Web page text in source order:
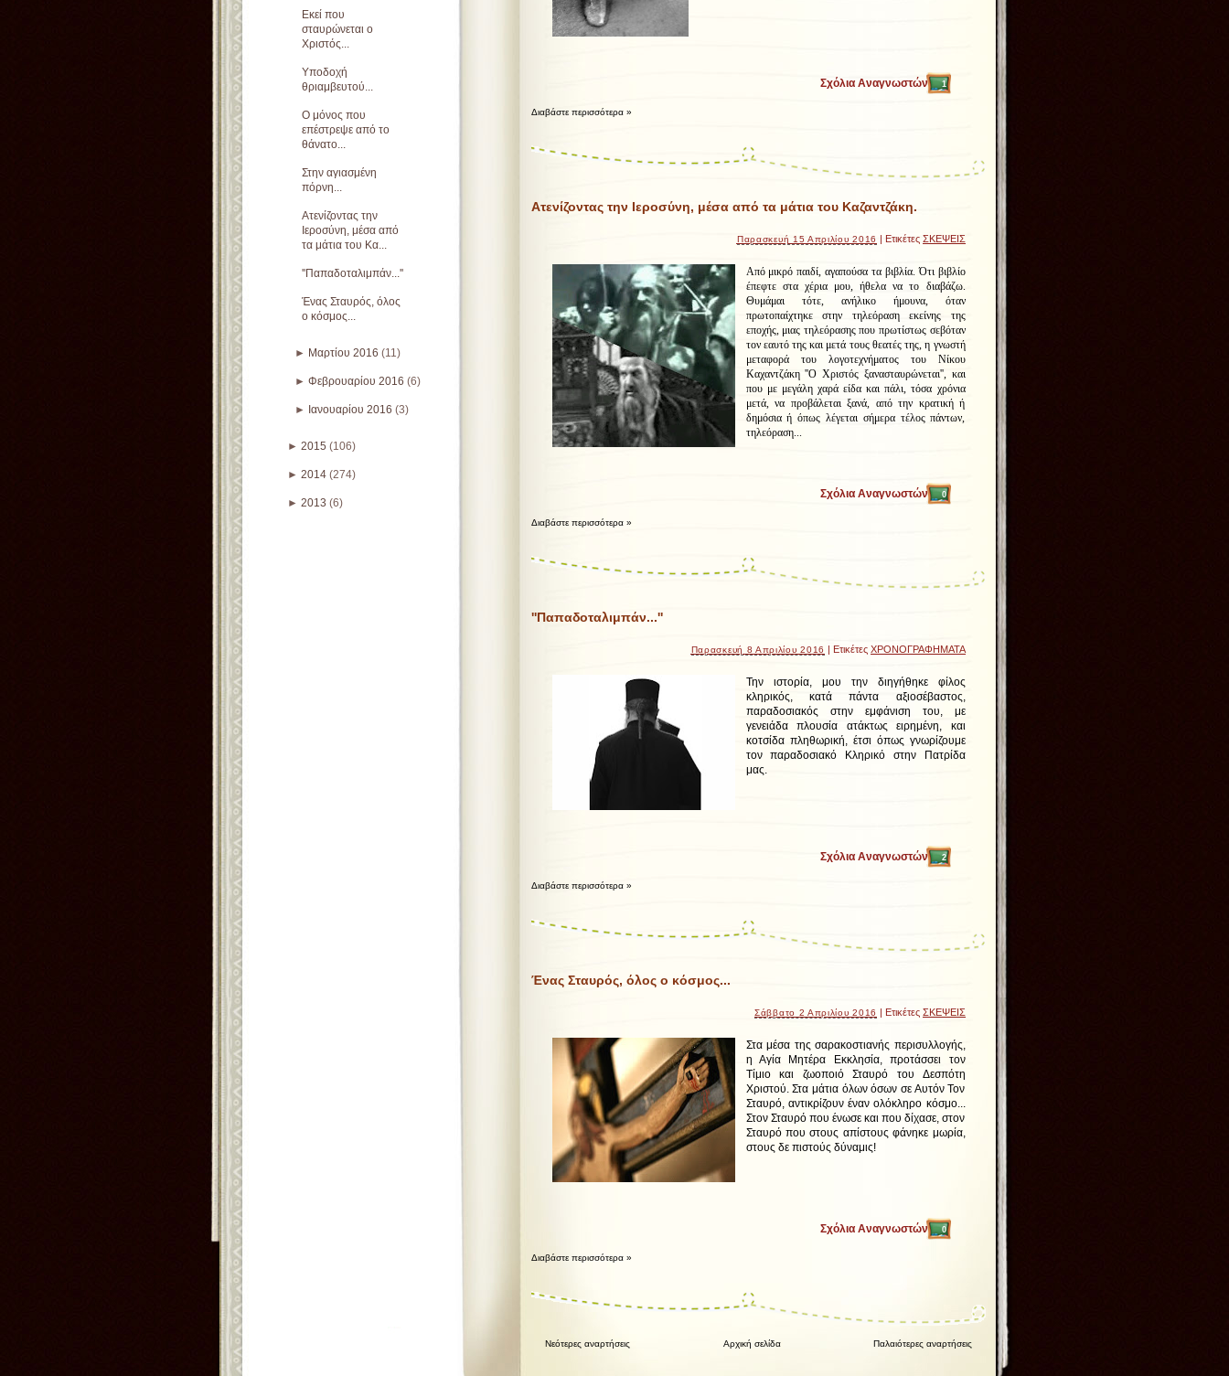
Εκεί που
σταυρώνεται ο
Χριστός...
Υποδοχή
θριαμβευτού...
Ο μόνος που
επέστρεψε από το
θάνατο...
Στην αγιασμένη
πόρνη...
Ατενίζοντας την
Ιεροσύνη, μέσα από
τα μάτια του Κα...
''Παπαδοταλιμπάν...''
Ένας Σταυρός, όλος
ο κόσμος...
► Μαρτίου 2016 (11)
► Φεβρουαρίου 2016 (6)
► Ιανουαρίου 2016 (3)
► 2015 (106)
► 2014 (274)
► 2013 (6)
Σχόλια Αναγνωστών 1
Διαβάστε περισσότερα »
Ατενίζοντας την Ιεροσύνη, μέσα από τα μάτια του Καζαντζάκη.
Παρασκευή 15 Απριλίου 2016 | Ετικέτες ΣΚΕΨΕΙΣ
Από μικρό παιδί, αγαπούσα τα βιβλία. Ότι βιβλίο
έπεφτε στα χέρια μου, ήθελα να το διαβάζω.
Θυμάμαι τότε, ανήλικο ήμουνα, όταν
πρωτοπαίχτηκε στην τηλεόραση εκείνης της
εποχής, μιας τηλεόρασης που πρωτίστως σεβόταν
τον εαυτό της και μετά τους θεατές της, η γνωστή
μεταφορά του λογοτεχνήματος του Νίκου
Καχαντζάκη ''Ο Χριστός ξανασταυρώνεται'', και
που με μεγάλη χαρά είδα και πάλι, τόσα χρόνια
μετά, να προβάλεται ξανά, από την κρατική ή
δημόσια ή όπως λέγεται σήμερα τέλος πάντων,
τηλεόραση...
Σχόλια Αναγνωστών 0
Διαβάστε περισσότερα »
''Παπαδοταλιμπάν...''
Παρασκευή 8 Απριλίου 2016 | Ετικέτες ΧΡΟΝΟΓΡΑΦΗΜΑΤΑ
Την ιστορία, μου την διηγήθηκε φίλος
κληρικός, κατά πάντα αξιοσέβαστος,
παραδοσιακός στην εμφάνιση του, με
γενειάδα πλουσία ατάκτως ειρημένη, και
κοτσίδα πληθωρική, έτσι όπως γνωρίζουμε
τον παραδοσιακό Κληρικό στην Πατρίδα
μας.
Σχόλια Αναγνωστών 2
Διαβάστε περισσότερα »
Ένας Σταυρός, όλος ο κόσμος...
Σάββατο 2 Απριλίου 2016 | Ετικέτες ΣΚΕΨΕΙΣ
Στα μέσα της σαρακοστιανής περισυλλογής,
η Αγία Μητέρα Εκκλησία, προτάσσει τον
Τίμιο και ζωοποιό Σταυρό του Δεσπότη
Χριστού. Στα μάτια όλων όσων σε Αυτόν Τον
Σταυρό, αντικρίζουν έναν ολόκληρο κόσμο...
Στον Σταυρό που ένωσε και που δίχασε, στον
Σταυρό που στους απίστους φάνηκε μωρία,
στους δε πιστούς δύναμις!
Σχόλια Αναγνωστών 0
Διαβάστε περισσότερα »
Νεότερες αναρτήσεις Παλαιότερες αναρτήσεις
Αρχική σελίδα